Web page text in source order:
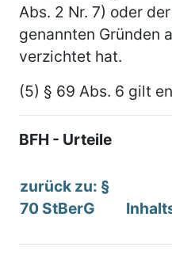
Abs. 2 Nr. 7) oder
genannten Gründen
verzichtet hat.
(5) § 69 Abs. 6 gilt
BFH - Urteile
zurück zu: §
70 StBerG